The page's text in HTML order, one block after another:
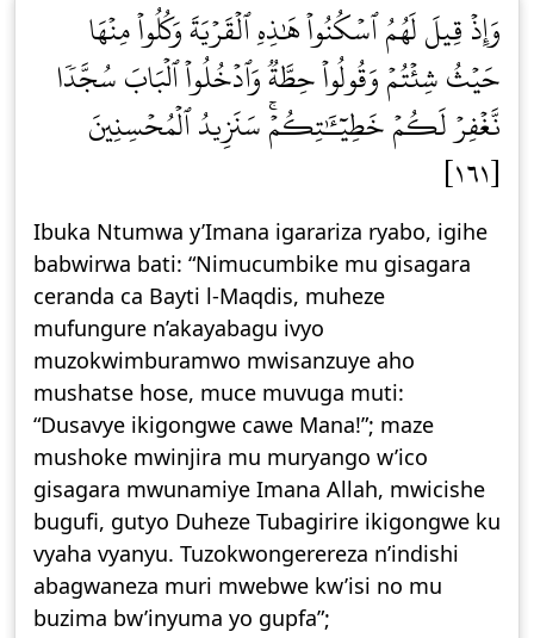
وَإِذۡ قِيلَ لَهُمُ ٱسۡكُنُواْ هَٰذِهِ ٱلۡقَرۡيَةَ وَكُلُواْ مِنۡهَا
حَيۡثُ شِئۡتُمۡ وَقُولُواْ حِطَّةٞ وَٱدۡخُلُواْ ٱلۡبَابَ سُجَّدٗا
نَّغۡفِرۡ لَكُمۡ خَطِيٓـَٰٔتِكُمۡۚ سَنَزِيدُ ٱلۡمُحۡسِنِينَ
[١٦١]
Ibuka Ntumwa y’Imana igarariza ryabo, igihe
babwirwa bati: “Nimucumbike mu gisagara
ceranda ca Bayti l-Maqdis, muheze
mufungure n’akayabagu ivyo
muzokwimburamwo mwisanzuye aho
mushatse hose, muce muvuga muti:
“Dusavye ikigongwe cawe Mana!”; maze
mushoke mwinjira mu muryango w’ico
gisagara mwunamiye Imana Allah, mwicishe
bugufi, gutyo Duheze Tubagirire ikigongwe ku
vyaha vyanyu. Tuzokwongerereza n’indishi
abagwaneza muri mwebwe kw’isi no mu
buzima bw’inyuma yo gupfa”;